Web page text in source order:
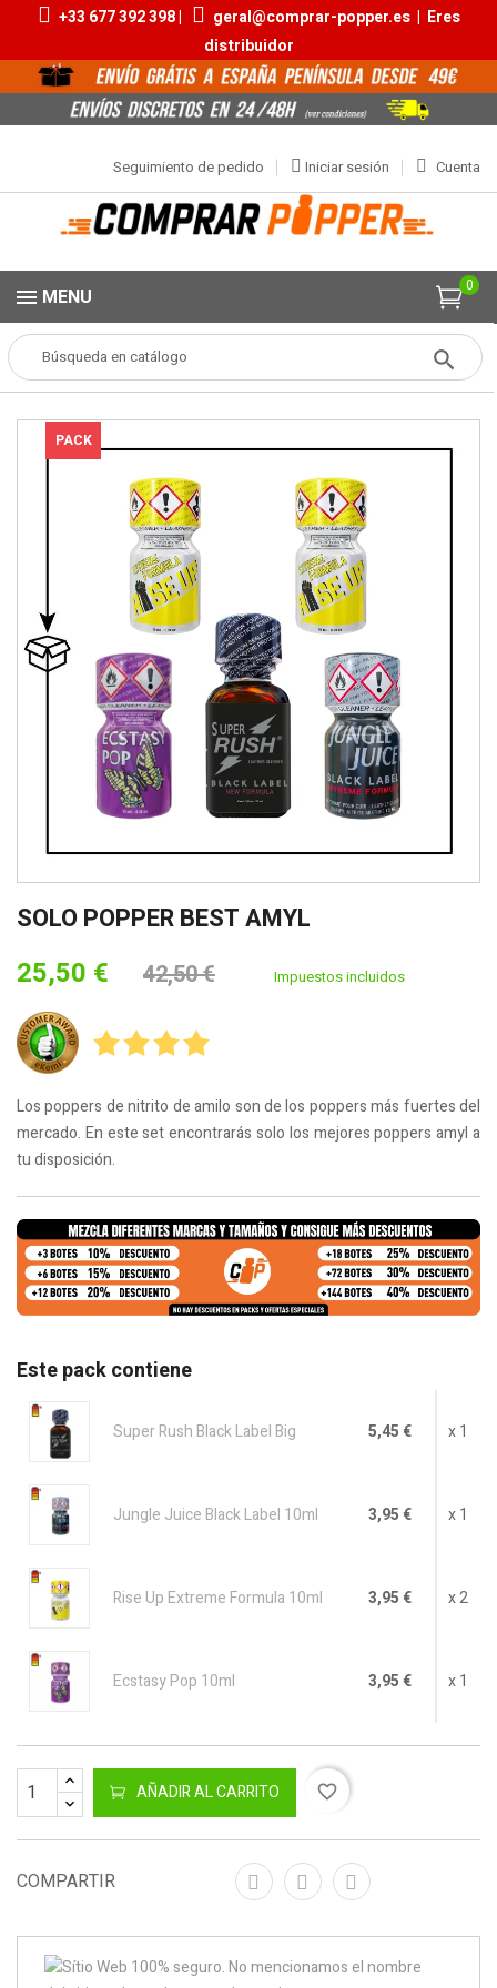
+33 677 392 398 | geral@comprar-popper.es| Eres
distribuidor
Cuenta
Iniciar sesión
Seguimiento de pedido
0
MENU
Popper
PACK
SOLO POPPER BEST AMYL
25,50 € 42,50 € Impuestos incluidos
Los poppers de nitrito de amilo son de los poppers más fuertes del
mercado. En este set encontrarás solo los mejores poppers amyl a
tu disposición.
Este pack contiene
Super Rush Black Label Big 5,45 € x 1
Jungle Juice Black Label 10ml 3,95 € x 1
Rise Up Extreme Formula 10ml 3,95 € x 2
Ecstasy Pop 10ml 3,95 € x 1
AÑADIR AL CARRITO favorite_border
COMPARTIR